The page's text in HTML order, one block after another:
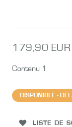
179,90 EUR
Contenu 1
DISPONIBLE -
LISTE DE